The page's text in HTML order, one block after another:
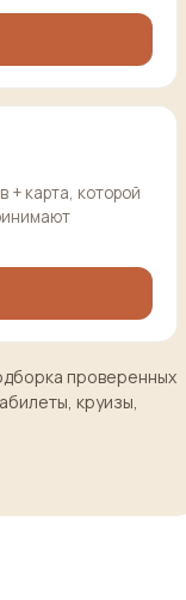
+ карта, которой
проверенных
круизы,